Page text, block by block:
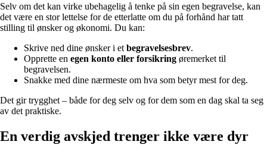
Selv om det kan virke ubehagelig å tenke på sin egen begravelse, kan
det være en stor lettelse for de etterlatte om du på forhånd har tatt
stilling til ønsker og økonomi. Du kan:
Skrive ned dine ønsker i et begravelsesbrev.
Opprette en egen konto eller forsikring øremerket til
begravelsen.
Snakke med dine nærmeste om hva som betyr mest for deg.
Det gir trygghet – både for deg selv og for dem som en dag skal ta seg
av det praktiske.
En verdig avskjed trenger ikke være dyr